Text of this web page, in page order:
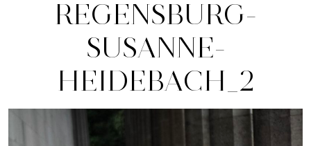
REGENSBURG-
SUSANNE-
HEIDEBACH_2